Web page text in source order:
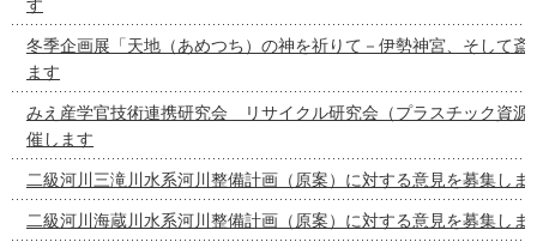
す
冬季企画展「天地（あめつち）の神を祈りて－伊勢神宮、そして斎
ます
みえ産学官技術連携研究会 リサイクル研究会（プラスチック資源
催します
二級河川三滝川水系河川整備計画（原案）に対する意見を募集しま
二級河川海蔵川水系河川整備計画（原案）に対する意見を募集しま